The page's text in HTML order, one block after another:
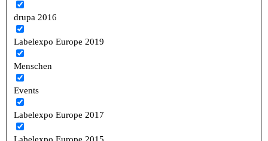
drupa 2016
Labelexpo Europe 2019
Menschen
Events
Labelexpo Europe 2017
Labelexpo Europe 2015